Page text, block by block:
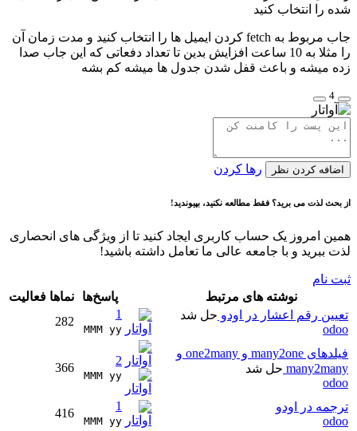
شده را انتخاب کنید
جاب مربوط به fetch کردن ایمیل ها را انتخاب کنید و مدت زمان آن
را مثلا به 10 ساعت افزایش بدین تا تعداد دفعاتی که این جاب صدا
زده میشه و باعث قفل شدن جدول ها میشه کم بشه
4
اضافه کردن نظر رها کردن
از بحث لذت می برید؟ فقط مطالعه نکنید، بپیوندید!
همین امروز یک حساب کاربری ایجاد کنید تا از ویژگی های انحصاری
لذت ببرید و با جامعه عالی ما تعامل داشته باشید!
ثبت نام
نوشته های مرتبط
پاسخ‌ها نماها فعالیت
تعیین رقم اعشار در اودو حل شد
odoo
1
MMM yy
282
فیلدهای many2one و one2many و
many2many حل شد
odoo
2
MMM yy
366
ترجمه در اودو
odoo
1
MMM yy
416